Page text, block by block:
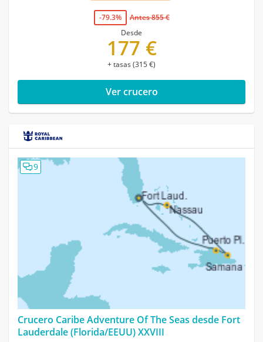
-79.3%
Antes 855 €
Desde
177 €
+ tasas (315 €)
Ver crucero
9
Crucero Caribe Adventure Of The Seas desde Fort
Lauderdale (Florida/EEUU) XXVIII